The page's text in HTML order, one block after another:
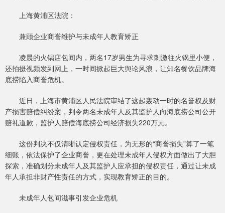
上海黄浦区法院：
兼顾企业商誉维护与未成年人教育矫正
凌晨的火锅店包间内，两名17岁男生为寻求刺激往火锅里小便，
还拍摄视频发到网上，一时间掀起巨大舆论风浪，让知名餐饮品牌海
底捞陷入商誉危机。
近日，上海市黄浦区人民法院审结了这起轰动一时的名誉权及财
产损害赔偿纠纷案，判令两名未成年人及其监护人向海底捞公司公开
赔礼道歉，监护人赔偿海底捞公司经济损失220万元。
这份判决不仅清晰认定侵权责任，为无形的“商誉损失”算了一笔
细账，依法保护了企业商誉，更在处理未成年人侵权方面做出了大胆
探索，准确划分未成年人及其监护人应承担的侵权责任，通过让未成
年人承担非财产性责任的方式，实现教育矫正的目的。
未成年人包间滋事引发企业危机